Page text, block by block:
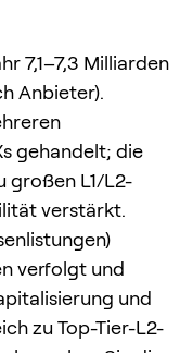
7,1–7,3 Milliarden
Anbieter).
gehandelt; die
großen L1/L2-
verstärkt.
verfolgt und
und
zu Top-Tier-L2-